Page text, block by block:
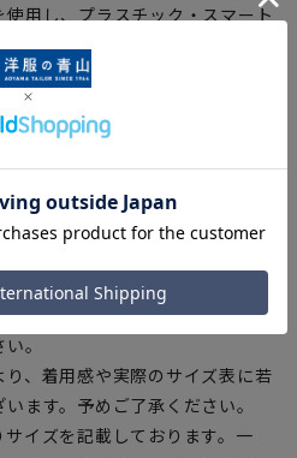
用し、プラスチック・スマート
地の糸の一部にECOBLUE®を使
マテリアルリサイクルにより、ペ
います。
)》 (当社比)
色味やサイズ等の仕様に変更が
めご了承ください。
す。サイズ表を確認の上、ご購
。
、着用感や実際のサイズ表に若
ます。予めご了承ください。
イズを記載しております。一